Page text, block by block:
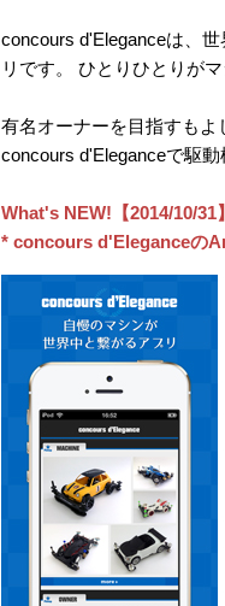
concours d'Eleganceは、
リです。 ひとりひとりが
有名オーナーを目指すもよ
concours d'Eleganceで駆
What's NEW!【2014/10/31】
* concours d'Eleganceの